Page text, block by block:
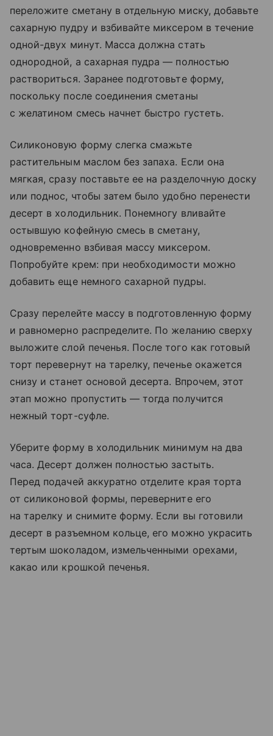
переложите сметану в отдельную миску, добавьте
сахарную пудру и взбивайте миксером в течение
одной-двух минут. Масса должна стать
однородной, а сахарная пудра — полностью
раствориться. Заранее подготовьте форму,
поскольку после соединения сметаны
с желатином смесь начнет быстро густеть.
Силиконовую форму слегка смажьте
растительным маслом без запаха. Если она
мягкая, сразу поставьте ее на разделочную доску
или поднос, чтобы затем было удобно перенести
десерт в холодильник. Понемногу вливайте
остывшую кофейную смесь в сметану,
одновременно взбивая массу миксером.
Попробуйте крем: при необходимости можно
добавить еще немного сахарной пудры.
Сразу перелейте массу в подготовленную форму
и равномерно распределите. По желанию сверху
выложите слой печенья. После того как готовый
торт перевернут на тарелку, печенье окажется
снизу и станет основой десерта. Впрочем, этот
этап можно пропустить — тогда получится
нежный торт-суфле.
Уберите форму в холодильник минимум на два
часа. Десерт должен полностью застыть.
Перед подачей аккуратно отделите края торта
от силиконовой формы, переверните его
на тарелку и снимите форму. Если вы готовили
десерт в разъемном кольце, его можно украсить
тертым шоколадом, измельченными орехами,
какао или крошкой печенья.